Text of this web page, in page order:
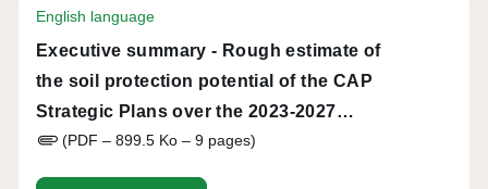
English language
Executive summary - Rough estimate of
the soil protection potential of the CAP
Strategic Plans over the 2023-2027
period
(PDF – 899.5 Ko – 9 pages)